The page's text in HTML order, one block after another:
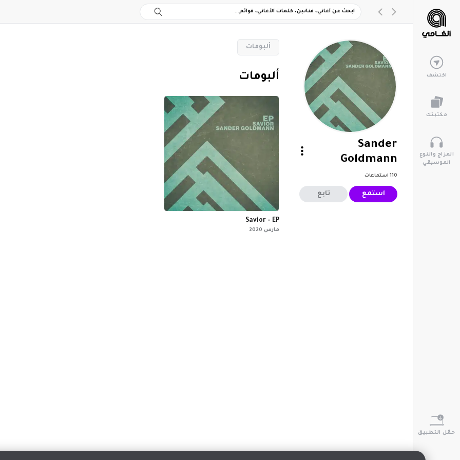
اكتشف
مكتبتك
المزاج والنوع
الموسيقي
حمّل التطبيق
Sander
Goldmann
110 استماعات
استمع تابع
‏ألبومات
‏ألبومات
Savior - EP
مارس 2020